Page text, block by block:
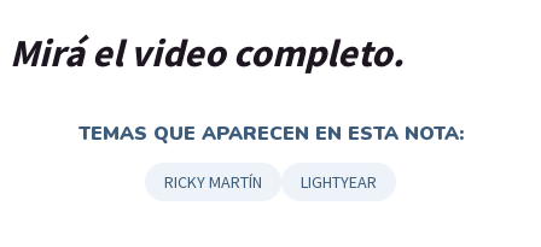
Mirá el video completo.
TEMAS QUE APARECEN EN ESTA NOTA:
RICKY MARTÍN LIGHTYEAR